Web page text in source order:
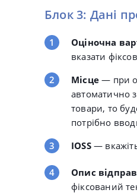
Блок 3: Дані
Оціночна
вказати
Місце — при
автоматично
товари, то
потрібно
IOSS —
Опис
фіксований